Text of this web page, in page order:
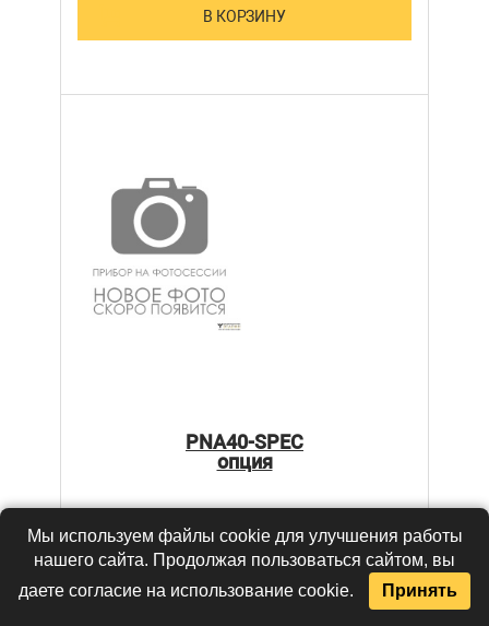
В КОРЗИНУ
PNA40-SPEC
опция
Цена: по запросу
Мы используем файлы cookie для улучшения работы
нашего сайта. Продолжая пользоваться сайтом, вы
даете согласие на использование cookie.
Принять